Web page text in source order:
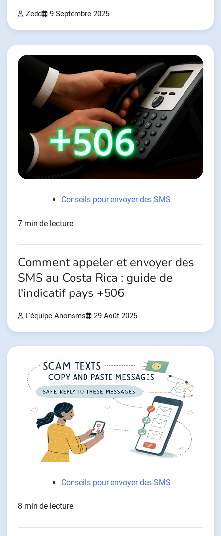
Zedd 9 Septembre 2025
Conseils pour envoyer des SMS
7 min de lecture
Comment appeler et envoyer des
SMS au Costa Rica : guide de
l'indicatif pays +506
L'équipe Anonsms 29 Août 2025
Conseils pour envoyer des SMS
8 min de lecture